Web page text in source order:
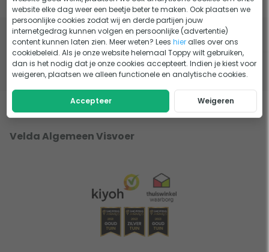
(-)
Velda Algemeen Visvoer
website elke dag weer een beetje beter te maken. Ook plaatsen we
persoonlijke cookies zodat wij en derde partijen jouw
internetgedrag kunnen volgen en persoonlijke (advertentie)
content kunnen laten zien. Meer weten? Leeshier alles over ons
cookiebeleid. Als je onze website helemaal Toppy wilt gebruiken,
dan is het nodig dat je onze cookies accepteert. Indien je kiest voor
weigeren, plaatsen we alleen functionele en analytische cookies.
Accepteer Weigeren